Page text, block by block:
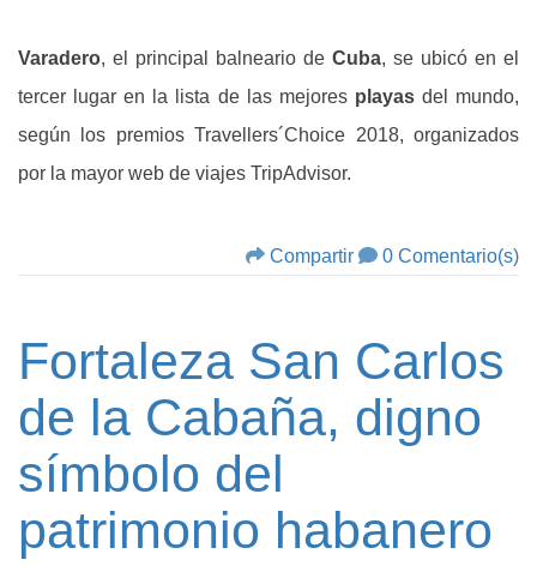
Varadero, el principal balneario de Cuba, se ubicó en el
tercer lugar en la lista de las mejores playasdel mundo,
según los premios Travellers´Choice 2018, organizados
por la mayor web de viajes TripAdvisor.
Compartir 0 Comentario(s)
Fortaleza San Carlos
de la Cabaña, digno
símbolo del
patrimonio habanero